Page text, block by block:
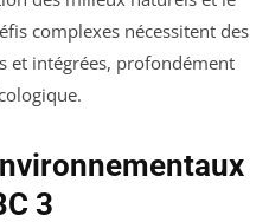
complexes nécessitent des
et intégrées, profondément
3